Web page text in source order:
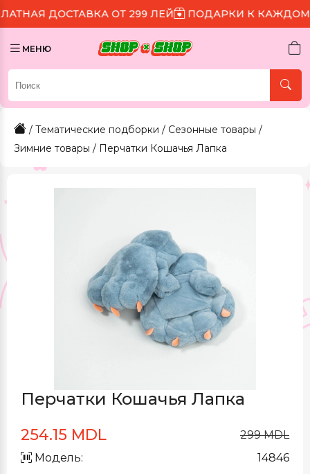
ОТ 299 ЛЕЙ ПОДАРКИ К КАЖДОМУ ЗАКАЗУ
МЕНЮ
/ Тематические подборки / Сезонные товары /
Зимние товары / Перчатки Кошачья Лапка
Перчатки Кошачья Лапка
254.15 MDL
299 MDL
Модель:
14846